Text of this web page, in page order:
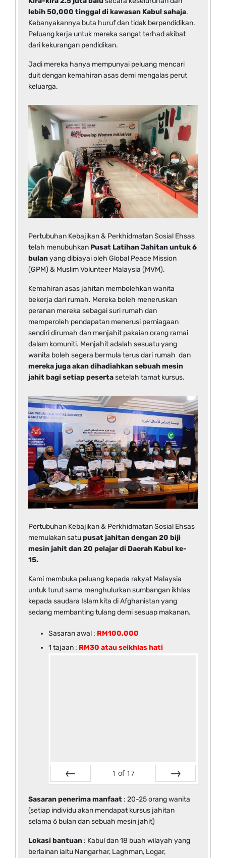
lebih 50,000 tinggal di kawasan Kabul sahaja.
Kebanyakannya buta huruf dan tidak berpendidikan.
Peluang kerja untuk mereka sangat terhad akibat
dari kekurangan pendidikan.
Jadi mereka hanya mempunyai peluang mencari
duit dengan kemahiran asas demi mengalas perut
keluarga.
Pertubuhan Kebajikan & Perkhidmatan Sosial Ehsas
telah menubuhkan Pusat Latihan Jahitan untuk 6
bulanyang dibiayai oleh Global Peace Mission
(GPM) & Muslim Volunteer Malaysia (MVM).
Kemahiran asas jahitan membolehkan wanita
bekerja dari rumah. Mereka boleh meneruskan
peranan mereka sebagai suri rumah dan
memperoleh pendapatan menerusi perniagaan
sendiri dirumah dan menjahit pakaian orang ramai
dalam komuniti. Menjahit adalah sesuatu yang
wanita boleh segera bermula terus dari rumah dan
mereka juga akan dihadiahkan sebuah mesin
jahit bagi setiap pesertasetelah tamat kursus.
Pertubuhan Kebajikan & Perkhidmatan Sosial Ehsas
memulakan satupusat jahitan dengan 20 biji
mesin jahit dan 20 pelajar di Daerah Kabul ke-
15.
Kami membuka peluang kepada rakyat Malaysia
untuk turut sama menghulurkan sumbangan ikhlas
kepada saudara Islam kita di Afghanistan yang
sedang membanting tulang demi sesuap makanan.
Sasaran awal : RM100,000
1 tajaan : RM30 atau seikhlas hati
1 of 17
Sasaran penerima manfaat : 20-25 orang wanita
(setiap individu akan mendapat kursus jahitan
selama 6 bulan dan sebuah mesin jahit)
Lokasi bantuan : Kabul dan 18 buah wilayah yang
berlainan iaitu Nangarhar, Laghman, Logar,